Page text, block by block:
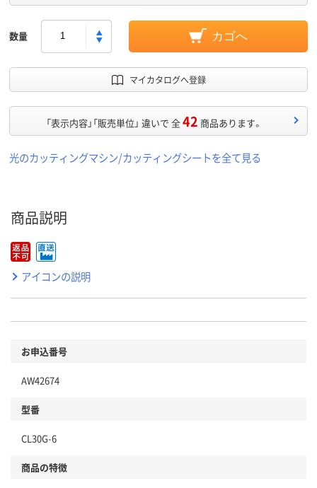
数量 カゴへ
マイカタログへ登録
「表示内容」「販売単位」 違いで 全42 商品あります。
光のカッティングマシン/カッティングシートを全て見る
商品説明
アイコンの説明
お申込番号
AW42674
型番
CL30G-6
商品の特徴